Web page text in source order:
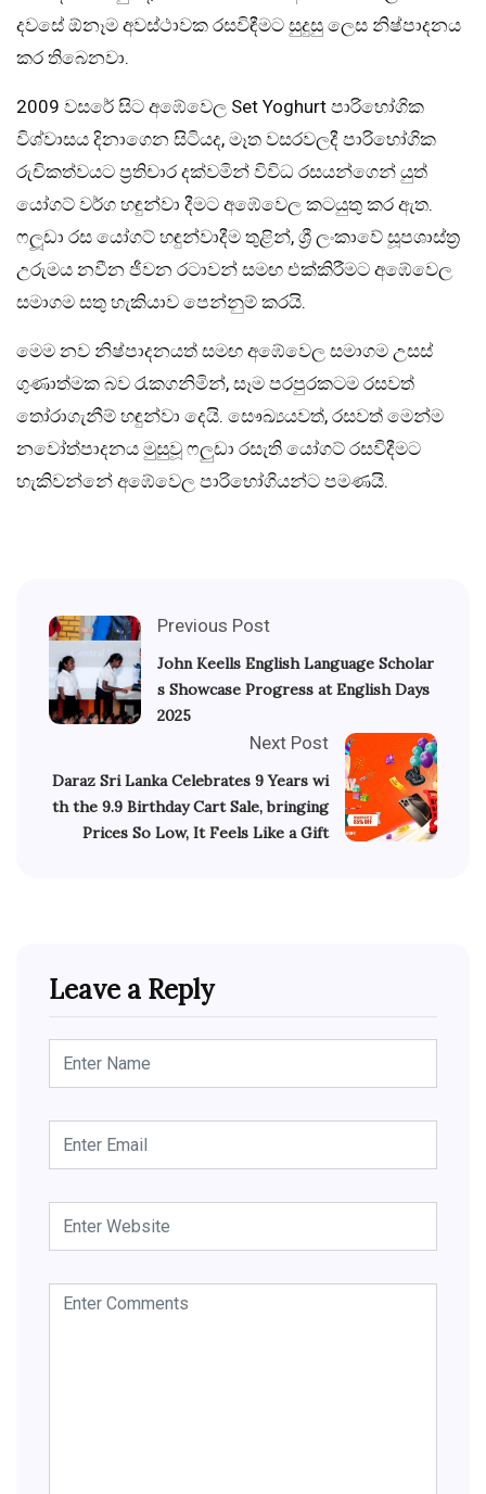
දවසේ ඕනෑම අවස්ථාවක රසවිඳීමට සුදුසු ලෙස නිෂ්පාදනය
කර තිබෙනවා.
2009 වසරේ සිට අඹේවෙල Set Yoghurt පාරිභෝගික
විශ්වාසය දිනාගෙන සිටියද, මෑත වසරවලදී පාරිභෝගික
රුචිකත්වයට ප්‍රතිචාර දක්වමින් විවිධ රසයන්ගෙන් යුත්
යෝගට් වර්ග හඳුන්වා දීමට අඹේවෙල කටයුතු කර ඇත.
ෆලූඩා රස යෝගට් හඳුන්වාදීම තුළින්, ශ්‍රී ලංකාවේ සූපශාස්ත්‍ර
උරුමය නවීන ජීවන රටාවන් සමඟ එක්කිරීමට අඹේවෙල
සමාගම සතු හැකියාව පෙන්නුම් කරයි.
මෙම නව නිෂ්පාදනයත් සමඟ අඹේවෙල සමාගම උසස්
ගුණාත්මක බව රැකගනිමින්, සෑම පරපුරකටම රසවත්
තෝරාගැනීම් හඳුන්වා දෙයි. සෞඛ්‍යයවත්, රසවත් මෙන්ම
නවෝත්පාදනය මුසුවූ ෆලුඩා රසැති යෝගට් රසවිදීමට
හැකිවන්නේ අඹේවෙල පාරිභෝගියන්ට පමණයි.
Previous Post
John Keells English Language Scholar
s Showcase Progress at English Days
2025
Next Post
Daraz Sri Lanka Celebrates 9 Years wi
th the 9.9 Birthday Cart Sale, bringing
Prices So Low, It Feels Like a Gift
Leave a Reply